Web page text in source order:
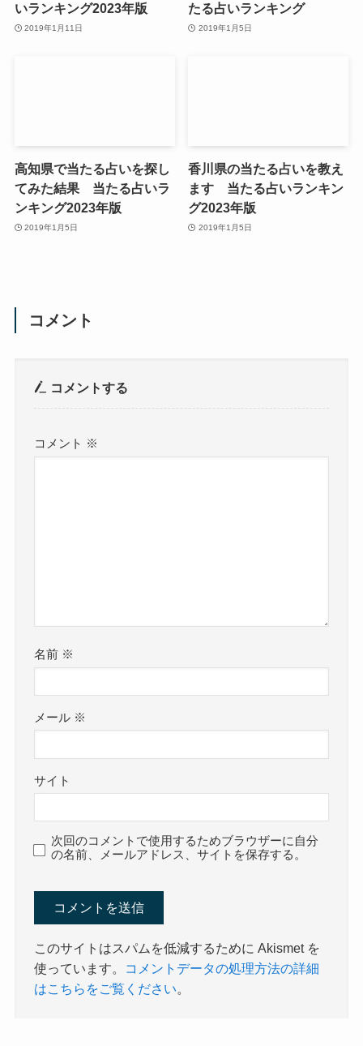
いランキング2023年版
2019年1月11日
たる占いランキング
2019年1月5日
高知県で当たる占いを探し
てみた結果 当たる占いラ
ンキング2023年版
2019年1月5日
香川県の当たる占いを教え
ます 当たる占いランキン
グ2023年版
2019年1月5日
コメント
コメントする
コメント ※
名前 ※
メール ※
サイト
次回のコメントで使用するためブラウザーに自分
の名前、メールアドレス、サイトを保存する。
このサイトはスパムを低減するために Akismet を
使っています。
コメントデータの処理方法の詳細
はこちらをご覧ください